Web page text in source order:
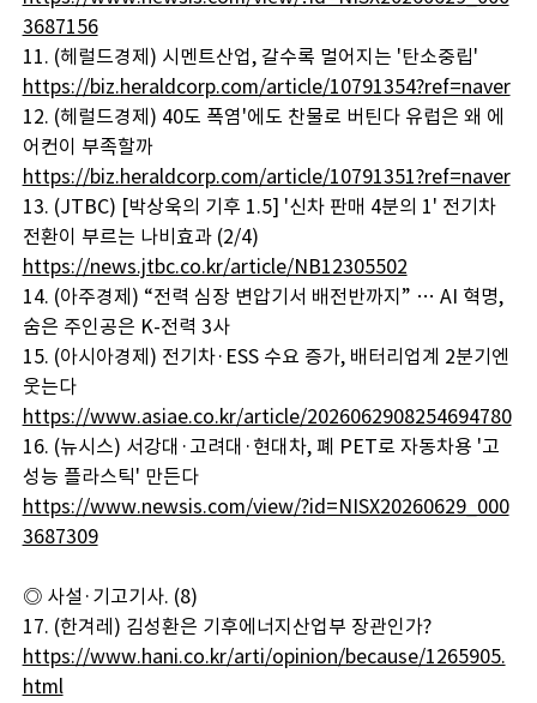
3687156
11. (헤럴드경제) 시멘트산업, 갈수록 멀어지는 '탄소중립'
https://biz.heraldcorp.com/article/10791354?ref=naver
12. (헤럴드경제) 40도 폭염'에도 찬물로 버틴다 유럽은 왜 에
어컨이 부족할까
https://biz.heraldcorp.com/article/10791351?ref=naver
13. (JTBC) [박상욱의 기후 1.5] '신차 판매 4분의 1' 전기차
전환이 부르는 나비효과 (2/4)
https://news.jtbc.co.kr/article/NB12305502
14. (아주경제) “전력 심장 변압기서 배전반까지” … AI 혁명,
숨은 주인공은 K-전력 3사
15. (아시아경제) 전기차·ESS 수요 증가, 배터리업계 2분기엔
웃는다
https://www.asiae.co.kr/article/2026062908254694780
16. (뉴시스) 서강대·고려대·현대차, 폐 PET로 자동차용 '고
성능 플라스틱' 만든다
https://www.newsis.com/view/?id=NISX20260629_000
3687309
◎ 사설·기고기사. (8)
17. (한겨레) 김성환은 기후에너지산업부 장관인가?
https://www.hani.co.kr/arti/opinion/because/1265905.
html